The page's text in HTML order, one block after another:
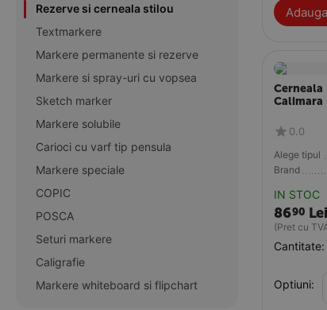
Cerneala
Calimara
0.0
Alege tipul
Brand
IN STOC
8690 Lei
(Pret cu
Cantitate:
Optiuni:
Rezerve si cerneala stilou
Textmarkere
Markere permanente si rezerve
Markere si spray-uri cu vopsea
Sketch marker
Markere solubile
Carioci cu varf tip pensula
Markere speciale
COPIC
POSCA
Seturi markere
Caligrafie
Markere whiteboard si flipchart